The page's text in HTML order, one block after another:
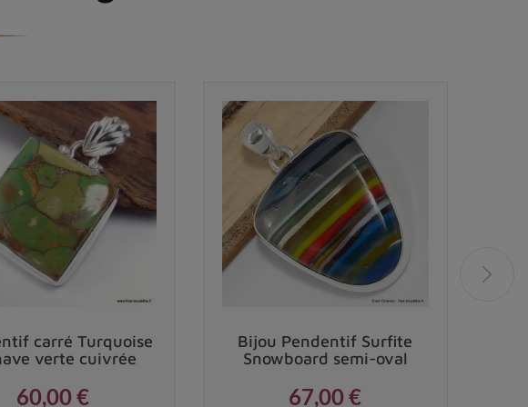
carré Turquoise
verte cuivrée
60,00 €
Bijou Pendentif Surfite
Snowboard semi-oval
67,00 €